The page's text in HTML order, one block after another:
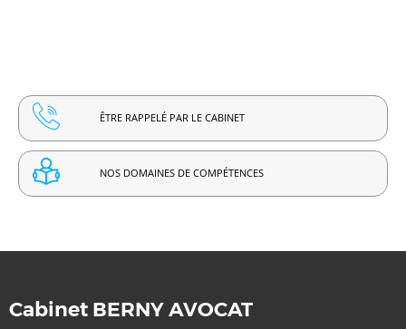
ÊTRE RAPPELÉ PAR LE CABINET
NOS DOMAINES DE COMPÉTENCES
Cabinet BERNY AVOCAT